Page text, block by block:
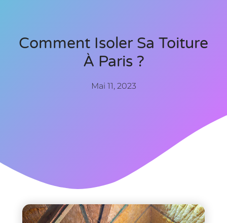
Comment Isoler Sa Toiture
À Paris ?
Mai 11, 2023